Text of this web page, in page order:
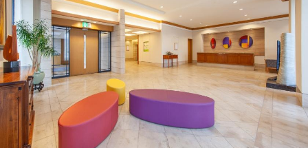
명 1 개
세금・서비스료 포함
적립 포인트 264~
조식 현지 지불・Web 결제
in 14:00~ / out 11:00까지